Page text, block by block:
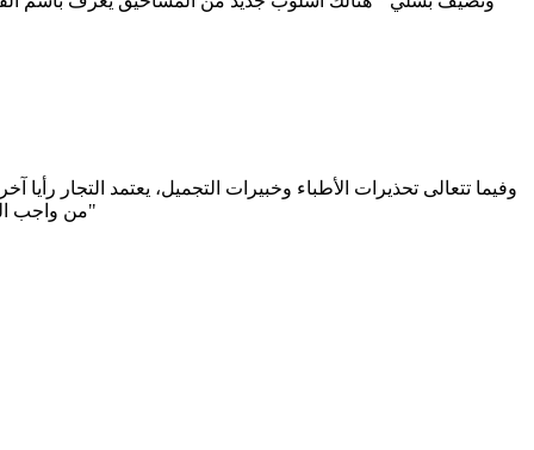
وفيما تتعالى تحذيرات الأطباء وخبيرات التجميل، يعتمد التجار
من واجب المرأة البحث عن الجمال بكل الوسائل المتاحة، مضيفا " يستحيل علينا تحصيل أرباح كهذه من تجارة أخرى..ليس هنالك خطر صحي على المرأة"